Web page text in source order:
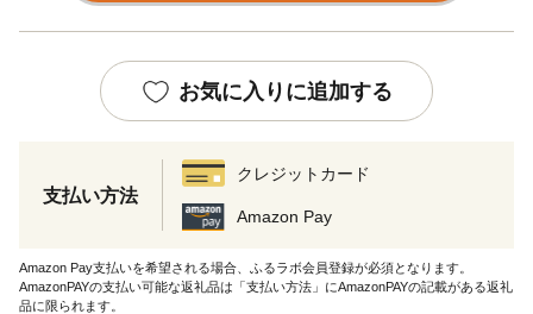
お気に入りに追加する
支払い方法
クレジットカード
Amazon Pay
Amazon Pay支払いを希望される場合、ふるラボ会員登録が必須となります。
AmazonPAYの支払い可能な返礼品は「支払い方法」にAmazonPAYの記載がある返礼
品に限られます。